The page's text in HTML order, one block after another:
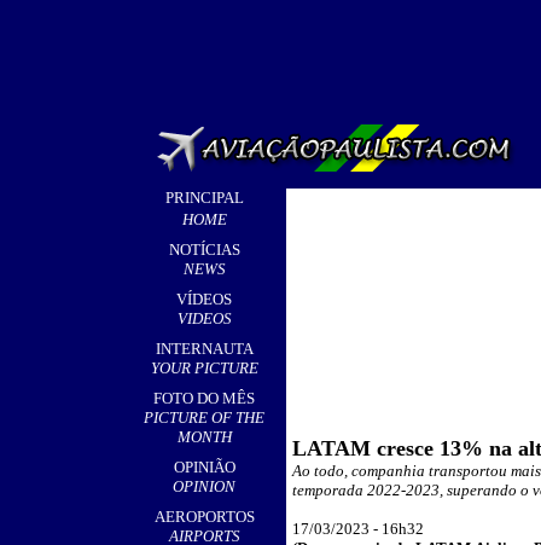
PRINCIPAL
HOME
NOTÍCIAS
NEWS
VÍDEOS
VIDEOS
INTERNAUTA
YOUR PICTURE
FOTO DO MÊS
PICTURE OF THE
MONTH
OPINIÃO
OPINION
AEROPORTOS
AIRPORTS
LATAM cresce 13% na
Ao todo, companhia transportou
temporada 2022-2023, superando o
17/03/2023 - 16h32